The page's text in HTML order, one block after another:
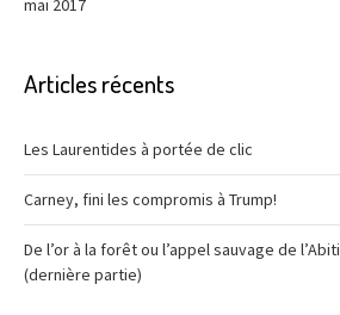
mai 2017
Articles récents
Les Laurentides à portée de clic
Carney, fini les compromis à Trump!
De l’or à la forêt ou l’appel sauvage de
(dernière partie)